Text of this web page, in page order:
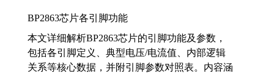
BP2863芯片各引脚功能
本文详细解析BP2863芯片的引脚功能及参数，
包括各引脚定义、典型电压/电流值、内部逻辑
关系等核心数据，并附引脚参数对照表。内容涵